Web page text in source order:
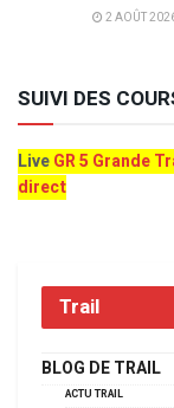
2 AOÛT
SUIVI DES
LiveGR 5 Grande
direct
Trail
BLOG DE TRAIL
ACTU TRAIL